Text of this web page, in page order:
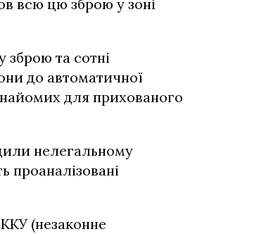
всю цю зброю у зоні
зброю та сотні
до автоматичної
для прихованого
нелегальному
проаналізовані
(незаконне